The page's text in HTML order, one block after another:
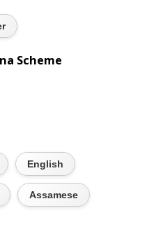
Scheme
English
Assamese